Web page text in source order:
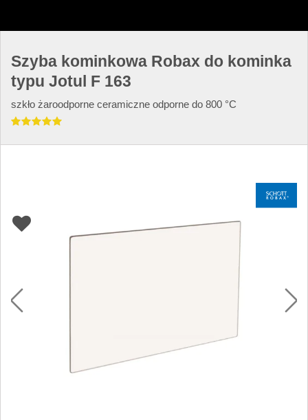
Szyba kominkowa Robax do kominka
typu Jotul F 163
szkło żaroodporne ceramiczne odporne do 800 °C